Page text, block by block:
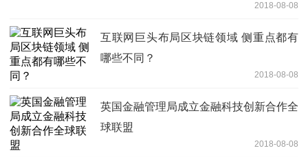
2018-08-08
互联网巨头布局区块链领域 侧重点都有
哪些不同？
2018-08-08
英国金融管理局成立金融科技创新合作全
球联盟
2018-08-08